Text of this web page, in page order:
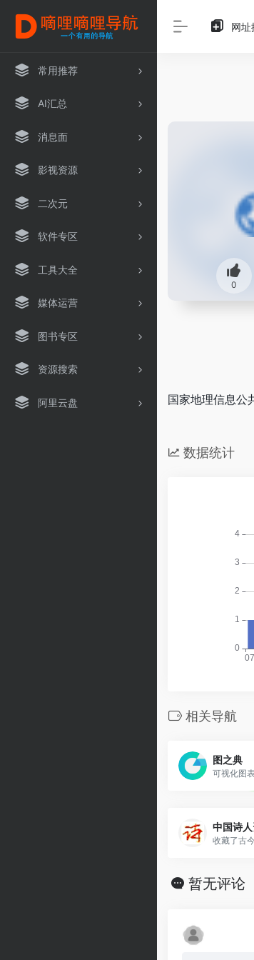
常用推荐
AI汇总
消息面
影视资源
二次元
软件专区
工具大全
媒体运营
图书专区
资源搜索
阿里云盘
网
0
国家地理信息公
数据统计
相关导航
图之典
可视化图
中国诗
收藏了古
暂无评论